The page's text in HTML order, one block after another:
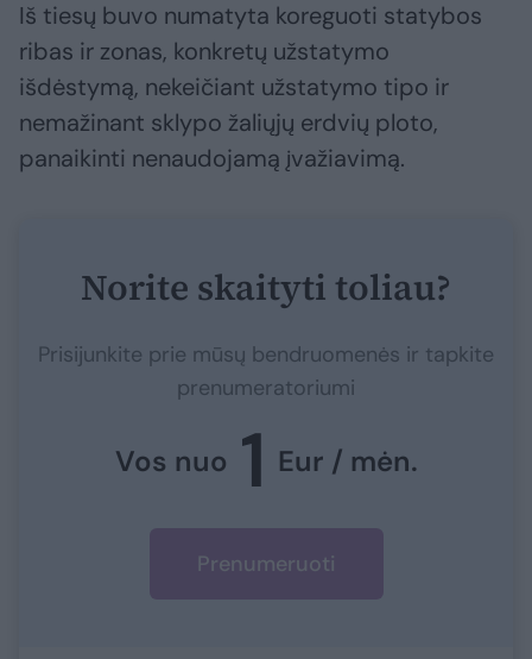
Iš tiesų buvo numatyta koreguoti statybos
ribas ir zonas, konkretų užstatymo
išdėstymą, nekeičiant užstatymo tipo ir
nemažinant sklypo žaliųjų erdvių ploto,
panaikinti nenaudojamą įvažiavimą.
Norite skaityti toliau?
Prisijunkite prie mūsų bendruomenės ir tapkite
prenumeratoriumi
Vos nuo 1 Eur / mėn.
Prenumeruoti